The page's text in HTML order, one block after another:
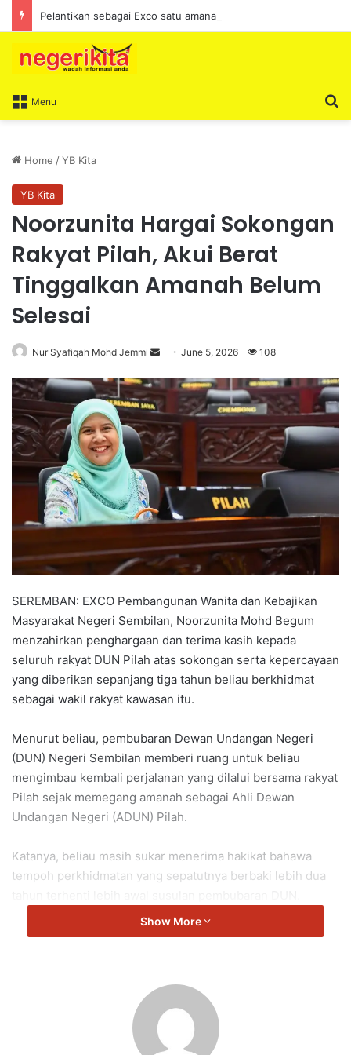
Menu
Home /YB Kita
YB Kita
Noorzunita Hargai Sokongan
Rakyat Pilah, Akui Berat
Tinggalkan Amanah Belum
Selesai
Nur Syafiqah Mohd Jemmi
n
d
a
n
e
m
a
i
June 5, 2026 108
SEREMBAN: EXCO Pembangunan Wanita dan Kebajikan
Masyarakat Negeri Sembilan, Noorzunita Mohd Begum
menzahirkan penghargaan dan terima kasih kepada
seluruh rakyat DUN Pilah atas sokongan serta kepercayaan
yang diberikan sepanjang tiga tahun beliau berkhidmat
sebagai wakil rakyat kawasan itu.
Menurut beliau, pembubaran Dewan Undangan Negeri
(DUN) Negeri Sembilan memberi ruang untuk beliau
mengimbau kembali perjalanan yang dilalui bersama rakyat
Pilah sejak memegang amanah sebagai Ahli Dewan
Undangan Negeri (ADUN) Pilah.
Katanya, beliau masih sukar menerima hakikat bahawa
tempoh perkhidmatan yang sepatutnya berbaki lebih dua
“Kadang-kadang saya terfikir, apabila suatu hari nanti saya
“Sudah tentu bukan jawatan yang pernah disandang, bukan
pentas yang pernah didirikan dan bukan juga banner yang
Show More